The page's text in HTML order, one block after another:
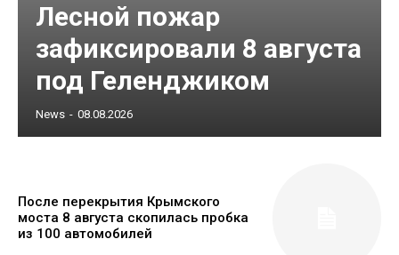
Лесной пожар
зафиксировали 8 августа
под Геленджиком
News - 08.08.2026
После перекрытия Крымского
моста 8 августа скопилась пробка
из 100 автомобилей